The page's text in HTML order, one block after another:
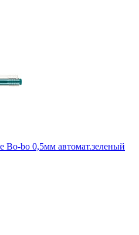
Bo-bo 0,5мм автомат.зеленый